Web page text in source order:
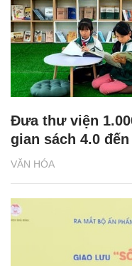
VĂN HÓA
Đưa thư viện
gian sách 4.0